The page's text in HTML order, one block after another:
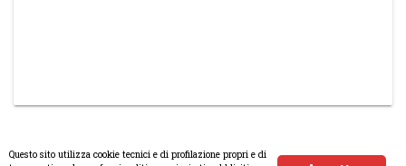
Questo sito utilizza cookie tecnici e di profilazione propri e di